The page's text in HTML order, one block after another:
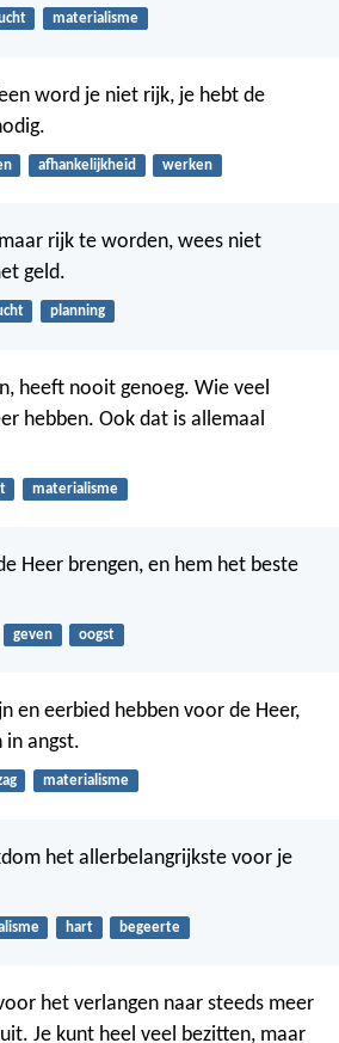
materialisme
word je niet rijk, je hebt de
afhankelijkheid werken
rijk te worden, wees niet
geld.
planning
heeft nooit genoeg. Wie veel
hebben. Ook dat is allemaal
materialisme
Heer brengen, en hem het beste
geven oogst
en eerbied hebben voor de Heer,
in angst.
materialisme
het allerbelangrijkste voor je
hart begeerte
het verlangen naar steeds meer
Je kunt heel veel bezitten, maar